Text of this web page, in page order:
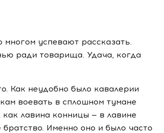
успевают рассказать.
ради товарища. Удача, когда
Как неудобно было кавалерии
воевать в сплошном тумане
лавина конницы — в лавине
Именно оно и было часто